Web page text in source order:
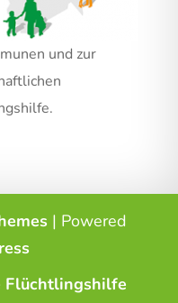
und zur
| Powered
Flüchtlingshilfe